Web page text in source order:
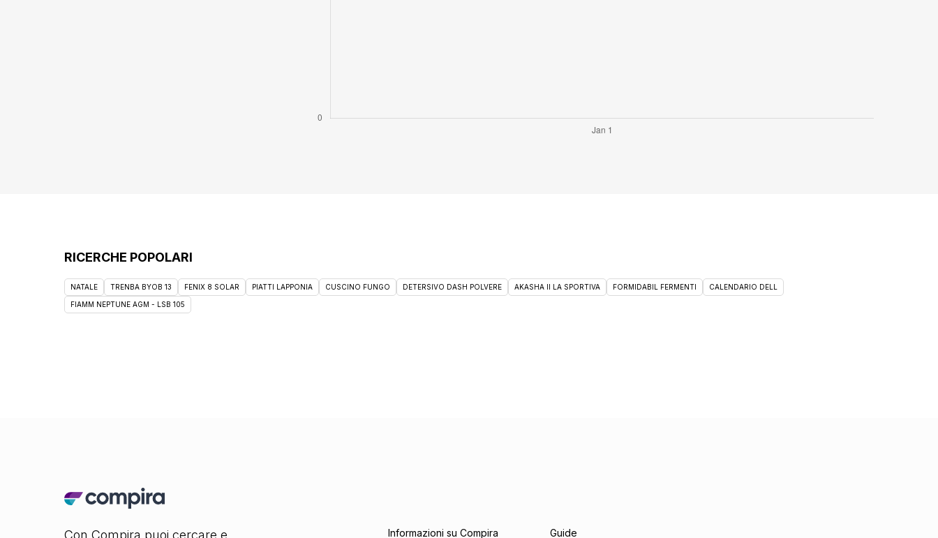
RICERCHE POPOLARI
NATALE TRENBA BYOB 13 FENIX 8 SOLAR PIATTI LAPPONIA CUSCINO FUNGO DETERSIVO DASH POLVERE AKASHA II LA SPORTIVA FORMIDABIL FERMENTI CALENDARIO DELL
FIAMM NEPTUNE AGM - LSB 105
Con Compira puoi cercare e Informazioni su Compira Guide